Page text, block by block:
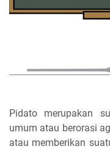
Pidato merupakan
umum atau berorasi
atau memberikan